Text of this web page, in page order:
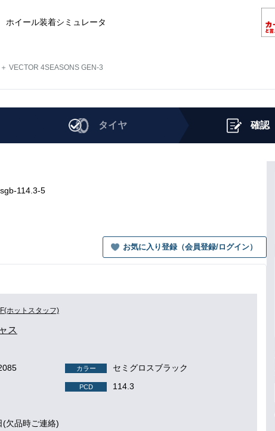
ホイール装着シミュレータ
VECTOR 4SEASONS GEN-3
タイヤ 確認
114.3-5
お気に入り登録（会員登録/ログイン）
ホットスタッフ)
ス
カラー セミグロスブラック
PCD 114.3
欠品時ご連絡)